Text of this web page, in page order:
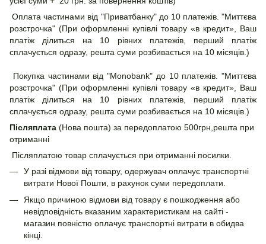
Оплата частинами від "Приватбанку" до 10 платежів. "Миттєва
розстрочка" (При оформленні купівлі товару «в кредит», Ваш
платіж ділиться на 10 рівних платежів, перший платіж
сплачується одразу, решта суми розбивається на 10 місяців.)
Покупка частинами від "Monobank" до 10 платежів. "Миттєва
розстрочка" (При оформленні купівлі товару «в кредит», Ваш
платіж ділиться на 10 рівних платежів, перший платіж
сплачується одразу, решта суми розбивається на 10 місяців.)
Післяплата (Нова пошта) за передоплатою 500грн,решта при
отриманні
Післяплатою товар сплачується при отриманні посилки.
У разі відмови від товару, одержувач оплачує транспортні
витрати Нової Пошти, в рахунок суми передоплати.
Якщо причиною відмови від товару є пошкодження або
невідповідність вказаним характеристикам на сайті -
магазин повністю оплачує транспортні витрати в обидва
кінці.